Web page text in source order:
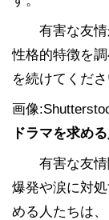
有害な友
性格的特徴を
を続けてくだ
画像
ドラマを求め
有害な友
爆発や涙に対
める人たちは